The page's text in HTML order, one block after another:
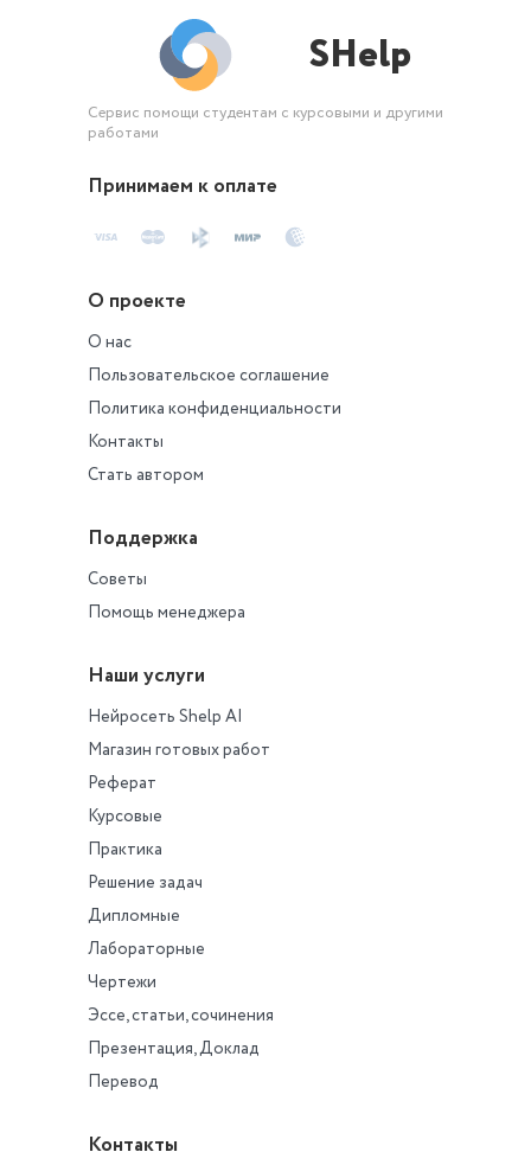
SHelp
Сервис помощи студентам с курсовыми и другими
работами
Принимаем к оплате
О проекте
О нас
Пользовательское соглашение
Политика конфиденциальности
Контакты
Стать автором
Поддержка
Советы
Помощь менеджера
Наши услуги
Нейросеть Shelp AI
Магазин готовых работ
Реферат
Курсовые
Практика
Решение задач
Дипломные
Лабораторные
Чертежи
Эссе, статьи, сочинения
Презентация, Доклад
Перевод
Контакты